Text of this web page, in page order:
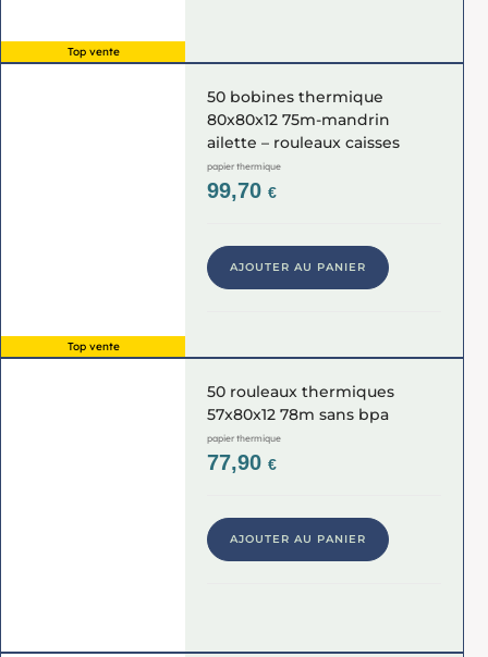
Top vente
Top vente
50 bobines thermique
80x80x12 75m-mandrin
ailette – rouleaux caisses
papier thermique
99,70€
AJOUTER AU PANIER
50 rouleaux thermiques
57x80x12 78m sans bpa
papier thermique
77,90€
AJOUTER AU PANIER